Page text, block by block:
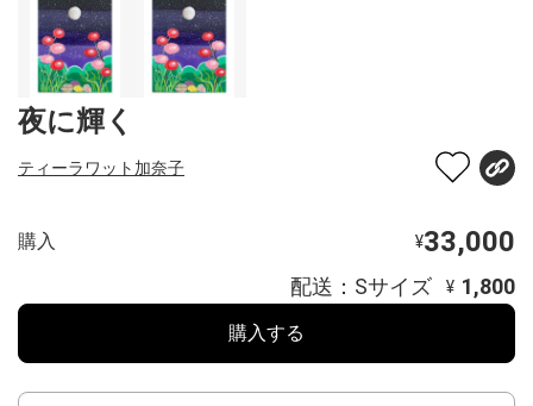
夜に輝く
ティーラワット加奈子
購入 ¥33,000
配送：Sサイズ ¥ 1,800
購入する